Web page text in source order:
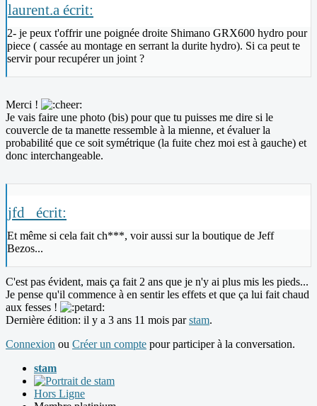
laurent.a écrit:
2- je peux t'offrir une poignée droite Shimano GRX600 hydro pour
piece ( cassée au montage en serrant la durite hydro). Si ca peut te
servir pour recupérer un joint ?
Merci !
Je vais faire une photo (bis) pour que tu puisses me dire si le
couvercle de ta manette ressemble à la mienne, et évaluer la
probabilité que ce soit symétrique (la fuite chez moi est à gauche) et
donc interchangeable.
jfd_ écrit:
Et même si cela fait ch***, voir aussi sur la boutique de Jeff
Bezos...
C'est pas évident, mais ça fait 2 ans que je n'y ai plus mis les pieds...
Je pense qu'il commence à en sentir les effets et que ça lui fait chaud
aux fesses !
Dernière édition: il y a 3 ans 11 mois parstam.
Connexion ou Créer un compte pour participer à la conversation.
stam
Hors Ligne